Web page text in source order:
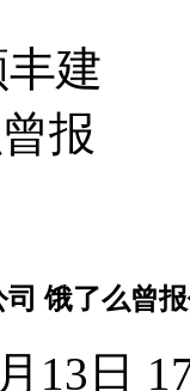
饿了么曾
月13